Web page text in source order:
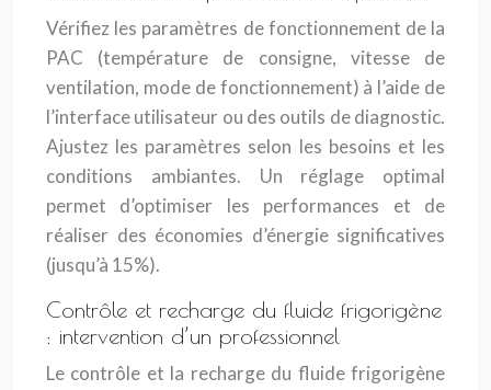
Vérifiez les paramètres de fonctionnement de la
PAC (température de consigne, vitesse de
ventilation, mode de fonctionnement) à l’aide de
l’interface utilisateur ou des outils de diagnostic.
Ajustez les paramètres selon les besoins et les
conditions ambiantes. Un réglage optimal
permet d’optimiser les performances et de
réaliser des économies d’énergie significatives
(jusqu’à 15%).
Contrôle et recharge du fluide frigorigène
: intervention d’un professionnel
Le contrôle et la recharge du fluide frigorigène